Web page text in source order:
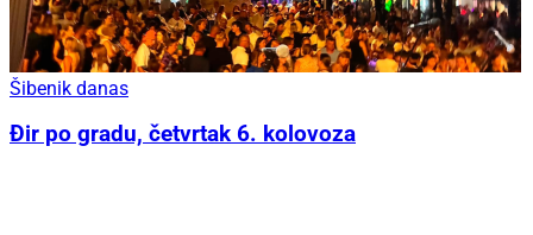
Šibenik danas
Đir po gradu, četvrtak 6. kolovoza